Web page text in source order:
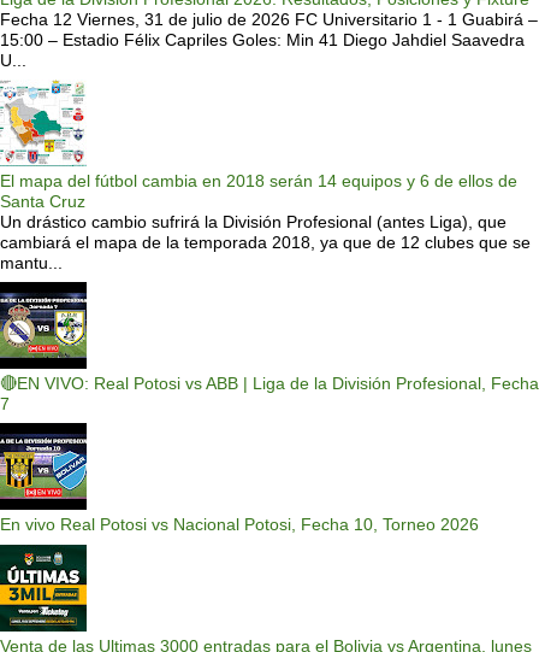
Fecha 12 Viernes, 31 de julio de 2026 FC Universitario 1 - 1 Guabirá –
15:00 – Estadio Félix Capriles Goles: Min 41 Diego Jahdiel Saavedra
U...
El mapa del fútbol cambia en 2018 serán 14 equipos y 6 de ellos de
Santa Cruz
Un drástico cambio sufrirá la División Profesional (antes Liga), que
cambiará el mapa de la temporada 2018, ya que de 12 clubes que se
mantu...
🔴EN VIVO: Real Potosi vs ABB | Liga de la División Profesional, Fecha
7
En vivo Real Potosi vs Nacional Potosi, Fecha 10, Torneo 2026
Venta de las Ultimas 3000 entradas para el Bolivia vs Argentina, lunes